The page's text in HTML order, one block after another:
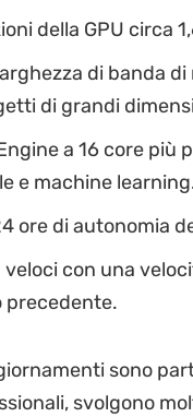
della GPU circa
di banda
di grandi
a 16 core
e machine
ore di autonomia
veloci con una
precedente.
sono
svolgono